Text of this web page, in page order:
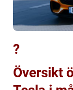
?
Översikt